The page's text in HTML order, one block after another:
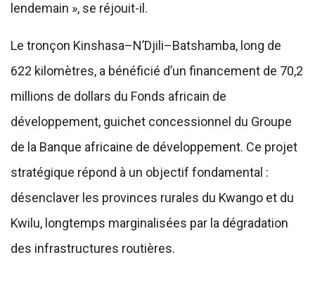
lendemain », se réjouit-il.
Le tronçon Kinshasa–N’Djili–Batshamba, long de
622 kilomètres, a bénéficié d’un financement de 70,2
millions de dollars du Fonds africain de
développement, guichet concessionnel du Groupe
de la Banque africaine de développement. Ce projet
stratégique répond à un objectif fondamental :
désenclaver les provinces rurales du Kwango et du
Kwilu, longtemps marginalisées par la dégradation
des infrastructures routières.